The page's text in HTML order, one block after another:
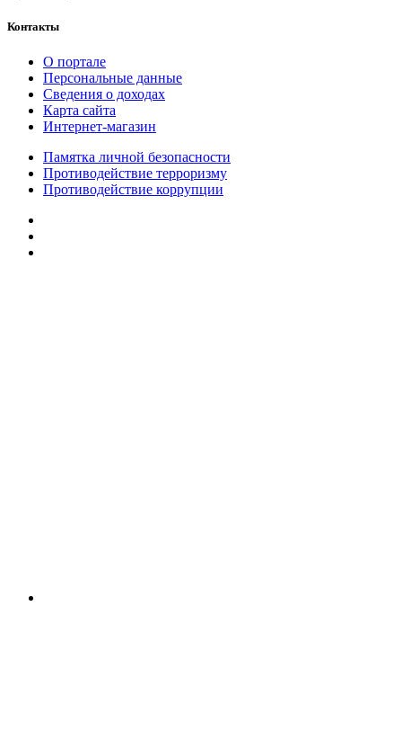
Контакты
О портале
Персональные данные
Сведения о доходах
Карта сайта
Интернет-магазин
Памятка личной безопасности
Противодействие терроризму
Противодействие коррупции